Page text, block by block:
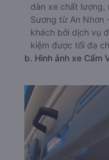
dàn xe chất lượng,
Sương từ An Nhơn
khách bởi dịch vụ
kiệm được tối đa
b. Hình ảnh xe Cẩm